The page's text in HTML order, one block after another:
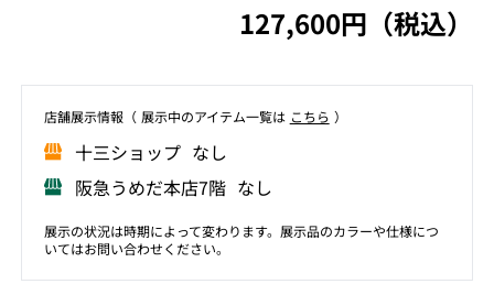
127,600円（税込）
店舗展⽰情報（ 展⽰中のアイテム⼀覧は こちら ）
⼗三ショップ なし
阪急うめだ本店7階 なし
展示の状況は時期によって変わります。展示品のカラーや仕様につ
いてはお問い合わせください。